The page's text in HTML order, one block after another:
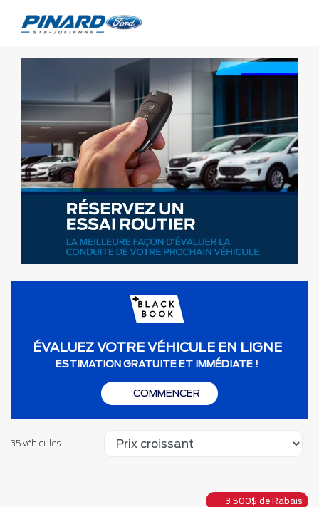
ÉVALUEZ VOTRE VÉHICULE EN LIGNE
ESTIMATION GRATUITE ET IMMÉDIATE !
COMMENCER
35 véhicules
3 500$ de Rabais